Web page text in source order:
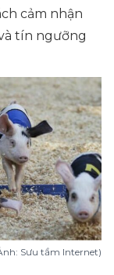
cảm nhận
tín ngưỡng
Sưu tầm Internet)